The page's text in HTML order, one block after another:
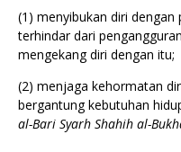
(1) menyibukan diri
terhindar dari
mengekang diri dengan itu;
(2) menjaga kehormatan
bergantung kebutuhan
al-Bari Syarh Shahih al-